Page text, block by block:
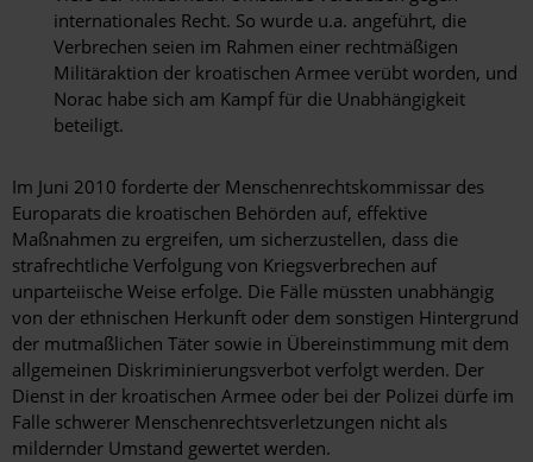
internationales Recht. So wurde u.a. angeführt, die
Verbrechen seien im Rahmen einer rechtmäßigen
Militäraktion der kroatischen Armee verübt worden, und
Norac habe sich am Kampf für die Unabhängigkeit
beteiligt.
Im Juni 2010 forderte der Menschenrechtskommissar des
Europarats die kroatischen Behörden auf, effektive
Maßnahmen zu ergreifen, um sicherzustellen, dass die
strafrechtliche Verfolgung von Kriegsverbrechen auf
unparteiische Weise erfolge. Die Fälle müssten unabhängig
von der ethnischen Herkunft oder dem sonstigen Hintergrund
der mutmaßlichen Täter sowie in Übereinstimmung mit dem
allgemeinen Diskriminierungsverbot verfolgt werden. Der
Dienst in der kroatischen Armee oder bei der Polizei dürfe im
Falle schwerer Menschenrechtsverletzungen nicht als
mildernder Umstand gewertet werden.